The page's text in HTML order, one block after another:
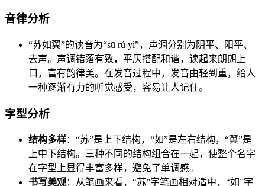
音律分析
“苏如翼”的读音为“sū rú yì”，声调分别为阴平、阳平、
去声。声调错落有致，平仄搭配和谐，读起来朗朗上
口，富有韵律美。在发音过程中，发音由轻到重，给人
一种逐渐有力的听觉感受，容易让人记住。
字型分析
结构多样：“苏”是上下结构，“如”是左右结构，“翼”是
上中下结构。三种不同的结构组合在一起，使整个名字
在字型上显得丰富多样，避免了单调感。
书写美观：从笔画来看，“苏”字笔画相对适中，“如”字